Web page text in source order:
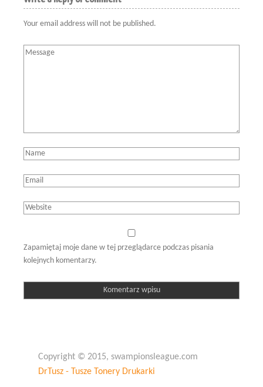
Your email address will not be published.
Zapamiętaj moje dane w tej przeglądarce podczas pisania
kolejnych komentarzy.
Copyright © 2015, swampionsleague.com
DrTusz - Tusze Tonery Drukarki